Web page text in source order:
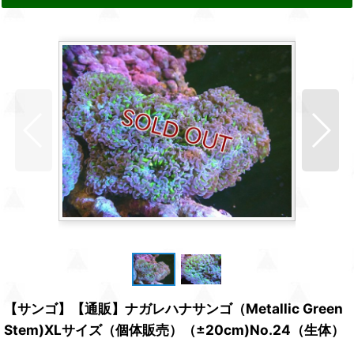
【サンゴ】【通販】ナガレハナサンゴ（Metallic Green
Stem)XLサイズ（個体販売）（±20cm)No.24（生体）